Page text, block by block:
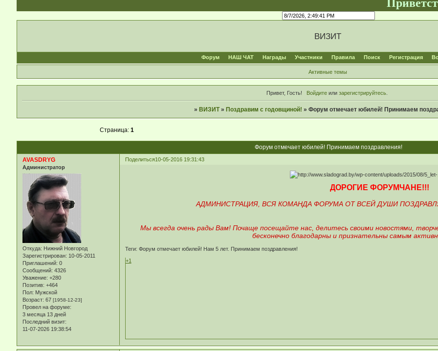
Приветствуем
ВИЗИТ
Форум НАШ ЧАТ Награды Участники Правила Поиск Регистрация
Активные темы
Привет, Гость! Войдитеили зарегистрируйтесь.
» ВИЗИТ » Поздравим с годовщиной! » Форум отмечает юбилей! Принимаем
Форум отмечает юбилей! Принимаем поздравления!
Страница:1
Поделиться10-05-2016 19:31:43
AVASDRYG
Администратор
Откуда: Нижний Новгород
Зарегистрирован: 10-05-2011
Приглашений: 0
Сообщений: 4326
Уважение: +280
Позитив: +464
Пол: Мужской
Возраст: 67 [1958-12-23]
Провел на форуме:
3 месяца 13 дней
Последний визит:
11-07-2026 19:38:54
ДОРОГИЕ ФОРУМЧАНЕ!!!
АДМИНИСТРАЦИЯ, ВСЯ КОМАНДА ФОРУМА ОТ ВСЕЙ ДУШИ
Мы всегда очень рады Вам! Почаще посещайте нас, делитесь своими новостями,
бесконечно благодарны и признательны самым
Теги: Форум отмечает юбилей! Нам 5 лет. Принимаем поздравления!
+1